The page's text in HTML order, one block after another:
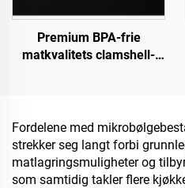
Premium BPA-frie
matkvalitets clamshell-
Fordelene med
strekker seg langt forbi
matlagringsmuligheter og
som samtidig takler flere